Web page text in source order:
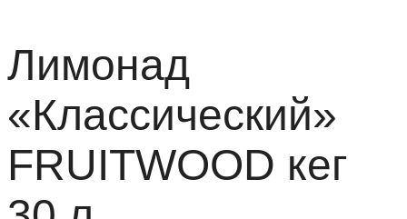
Лимонад
«Классический»
FRUITWOOD кег